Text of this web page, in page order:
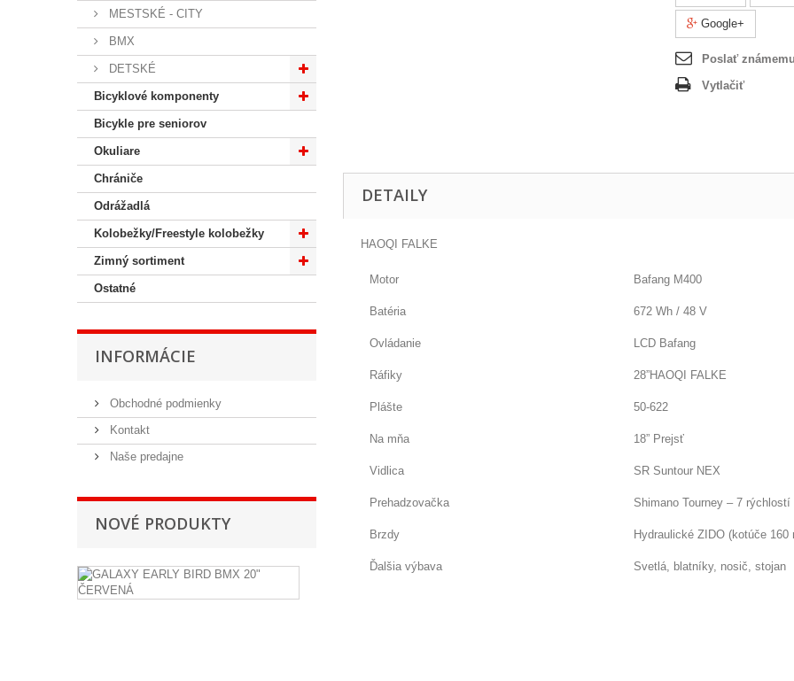
MESTSKÉ - CITY
BMX
DETSKÉ
Bicyklové komponenty
Bicykle pre seniorov
Okuliare
Chrániče
Odrážadlá
Kolobežky/Freestyle kolobežky
Zimný sortiment
Ostatné
INFORMÁCIE
Obchodné podmienky
Kontakt
Naše predajne
NOVÉ PRODUKTY
Google+
Poslať
Vytlačiť
DETAILY
HAOQI FALKE
Motor Bafang M400
Batéria 672 Wh / 48 V
Ovládanie LCD Bafang
Ráfiky 28”HAOQI FALKE
Plášte 50-622
Na mňa 18” Prejsť
Vidlica SR Suntour NEX
Prehadzovačka Shimano Tourney – 7 rýchlostí
Brzdy Hydraulické ZIDO (kotúče 160
Ďalšia výbava Svetlá, blatníky, nosič, stojan